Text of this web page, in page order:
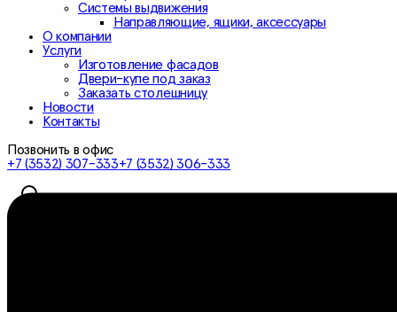
Системы выдвижения
Направляющие, ящики, аксессуары
О компании
Услуги
Изготовление фасадов
Двери-купе под заказ
Заказать столешницу
Новости
Контакты
Позвонить в офис
+7 (3532) 307-333+7 (3532) 306-333